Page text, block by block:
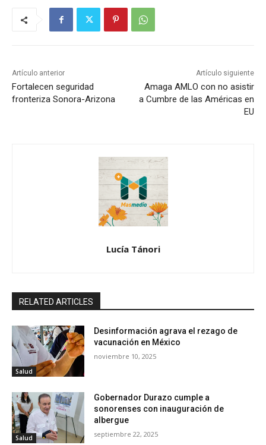
Artículo anterior
Fortalecen seguridad
fronteriza Sonora-Arizona
Artículo siguiente
Amaga AMLO con no asistir
a Cumbre de las Américas en
EU
Lucía Tánori
RELATED ARTICLES
Salud
Desinformación agrava el rezago de
vacunación en México
noviembre 10, 2025
Salud
Gobernador Durazo cumple a
sonorenses con inauguración de
albergue
septiembre 22, 2025